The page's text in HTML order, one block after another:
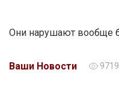
Они нарушают вообще
Ваши Новости 9719